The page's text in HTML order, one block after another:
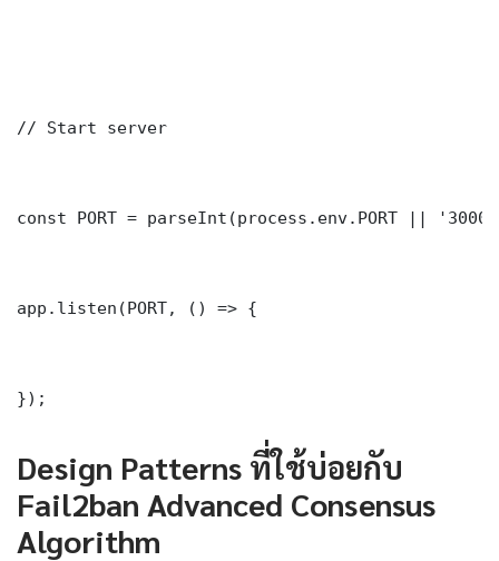
// Start server
const PORT = parseInt(process.env.PORT ||
app.listen(PORT, () => {
});
Design Patterns ที่ใช้บ่อยกับ
Fail2ban Advanced Consensus
Algorithm